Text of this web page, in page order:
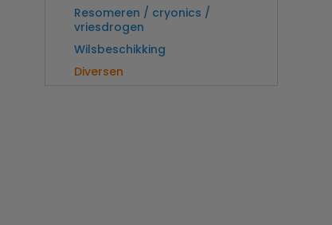
Resomeren / cryonics /
vriesdrogen
Wilsbeschikking
Diversen